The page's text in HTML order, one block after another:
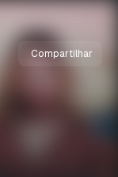
Compartilhar